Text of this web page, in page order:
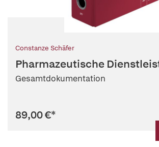
Constanze Schäfer
Pharmazeutische
Gesamtdokumentation
89,00 €*